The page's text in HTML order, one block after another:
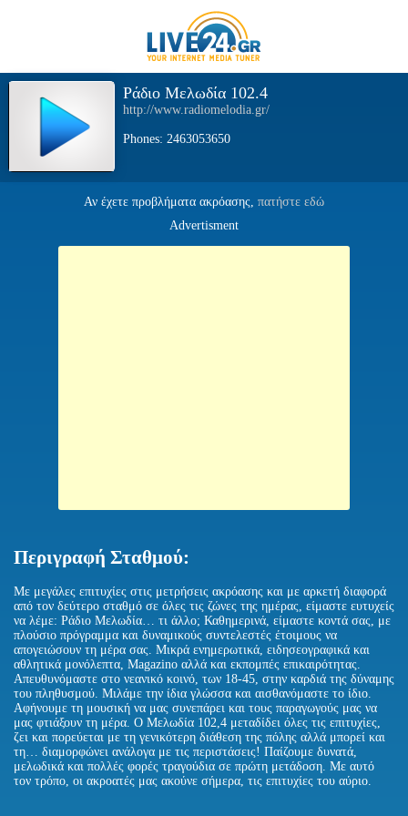
Ράδιο Μελωδία 102.4
http://www.radiomelodia.gr/
Phones: 2463053650
Αν έχετε προβλήματα ακρόασης, πατήστε εδώ
Advertisment
Περιγραφή Σταθμού:
Με μεγάλες επιτυχίες στις μετρήσεις ακρόασης και με αρκετή διαφορά
από τον δεύτερο σταθμό σε όλες τις ζώνες της ημέρας, είμαστε ευτυχείς
να λέμε: Ράδιο Μελωδία… τι άλλο; Καθημερινά, είμαστε κοντά σας, με
πλούσιο πρόγραμμα και δυναμικούς συντελεστές έτοιμους να
απογειώσουν τη μέρα σας. Μικρά ενημερωτικά, ειδησεογραφικά και
αθλητικά μονόλεπτα, Magazino αλλά και εκπομπές επικαιρότητας.
Απευθυνόμαστε στο νεανικό κοινό, των 18-45, στην καρδιά της δύναμης
του πληθυσμού. Μιλάμε την ίδια γλώσσα και αισθανόμαστε το ίδιο.
Αφήνουμε τη μουσική να μας συνεπάρει και τους παραγωγούς μας να
μας φτιάξουν τη μέρα. Ο Μελωδία 102,4 μεταδίδει όλες τις επιτυχίες,
ζει και πορεύεται με τη γενικότερη διάθεση της πόλης αλλά μπορεί και
τη… διαμορφώνει ανάλογα με τις περιστάσεις! Παίζουμε δυνατά,
μελωδικά και πολλές φορές τραγούδια σε πρώτη μετάδοση. Με αυτό
τον τρόπο, οι ακροατές μας ακούνε σήμερα, τις επιτυχίες του αύριο.